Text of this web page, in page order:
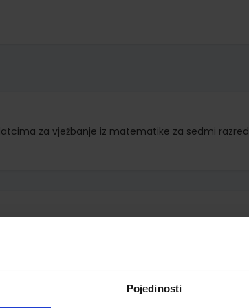
Pojedinosti
za vježbanje iz matematike za sedmi razred
Bošnjak Boris Čulina Niko Grgić